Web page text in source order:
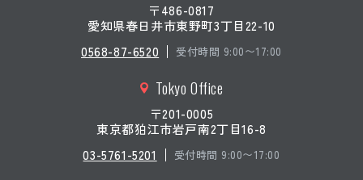
〒486-0817
愛知県春日井市東野町3丁目22-10
0568-87-6520
受付時間 9:00〜17:00
Tokyo Office
〒201-0005
東京都狛江市岩戸南2丁目16-8
03-5761-5201
受付時間 9:00〜17:00